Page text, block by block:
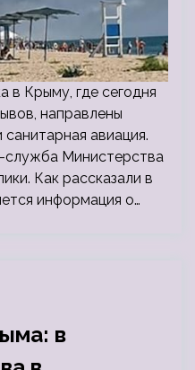
в Крыму, где сегодня
направлены
авиация.
Министерства
Как рассказали в
информация о…
в